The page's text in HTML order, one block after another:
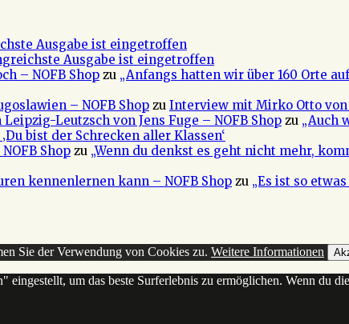
Ausgabe ist eingetroffen
Ausgabe ist eingetroffen
– NOFB Shop zu „Anfangs hatten wir über 160 Orte
– NOFB Shop zu Interview mit Mirko Otto
Leutzsch von Jens Fuge – NOFB Shop zu „Auch
bist der Schrecken aller Klassen‘
Shop zu „Wenn du denkst es geht nicht mehr,
kennenlernen kann – NOFB Shop zu „Es ist so
Sie der Verwendung von Cookies zu. Weitere Informationen
um das beste Surferlebnis zu ermöglichen. Wenn du